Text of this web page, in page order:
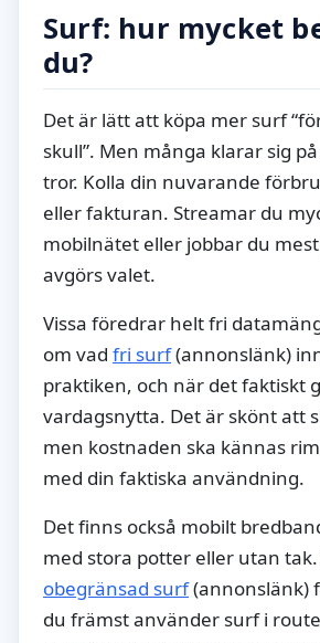
Surf: hur mycket
du?
Det är lätt att köpa mer surf
skull”. Men många klarar sig
tror. Kolla din nuvarande
eller fakturan. Streamar du
mobilnätet eller jobbar du
avgörs valet.
Vissa föredrar helt fri
om vad fri surf(annonslänk)
praktiken, och när det faktiskt
vardagsnytta. Det är skönt att
men kostnaden ska kännas
med din faktiska användning.
Det finns också mobilt
med stora potter eller utan
obegränsad surf(annonslänk)
du främst använder surf i